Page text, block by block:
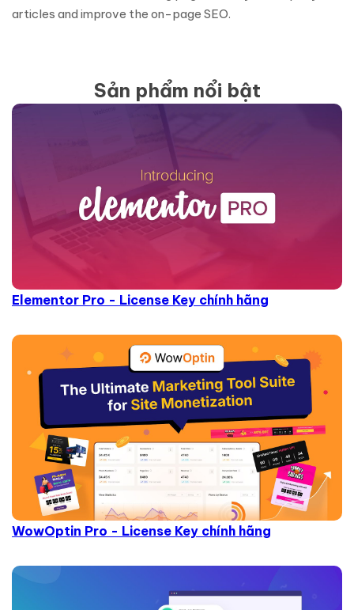
articles and improve the on-page SEO.
Sản phẩm nổi bật
Elementor Pro - License Key chính hãng
WowOptin Pro - License Key chính hãng